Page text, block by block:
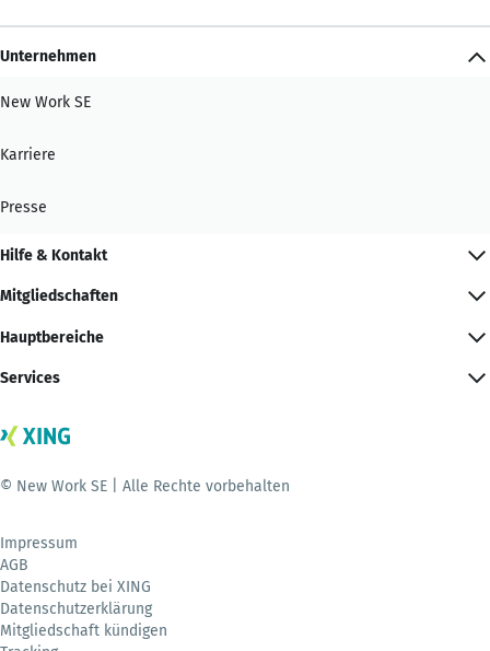
Unternehmen
New Work SE
Karriere
Presse
Hilfe & Kontakt
Mitgliedschaften
Hauptbereiche
Services
© New Work SE | Alle Rechte vorbehalten
Impressum
AGB
Datenschutz bei XING
Datenschutzerklärung
Mitgliedschaft kündigen